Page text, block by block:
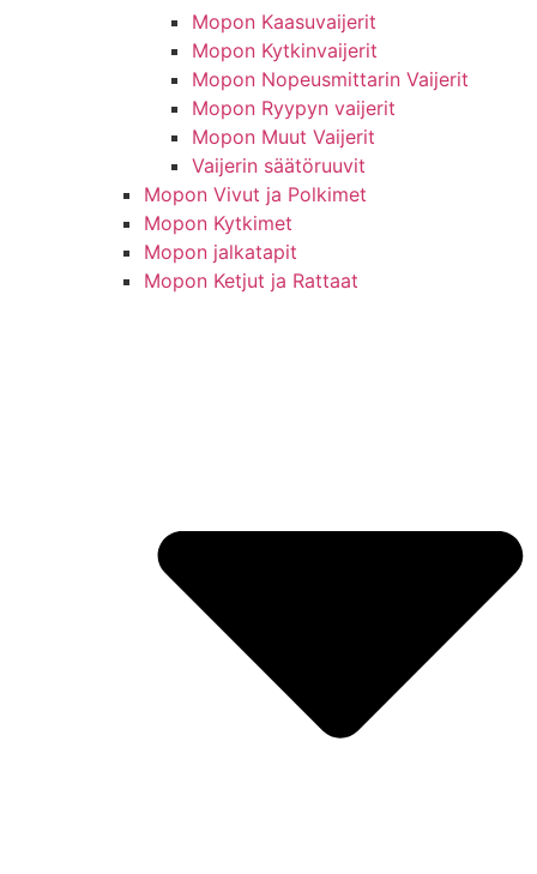
Mopon Kaasuvaijerit
Mopon Kytkinvaijerit
Mopon Nopeusmittarin Vaijerit
Mopon Ryypyn vaijerit
Mopon Muut Vaijerit
Vaijerin säätöruuvit
Mopon Vivut ja Polkimet
Mopon Kytkimet
Mopon jalkatapit
Mopon Ketjut ja Rattaat